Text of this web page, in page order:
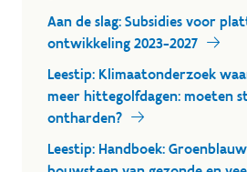
Aan de slag: Subsidies voor
ontwikkeling 2023-2027
Leestip: Klimaatonderzoek
meer hittegolfdagen: moeten
ontharden?
Leestip: Handboek: